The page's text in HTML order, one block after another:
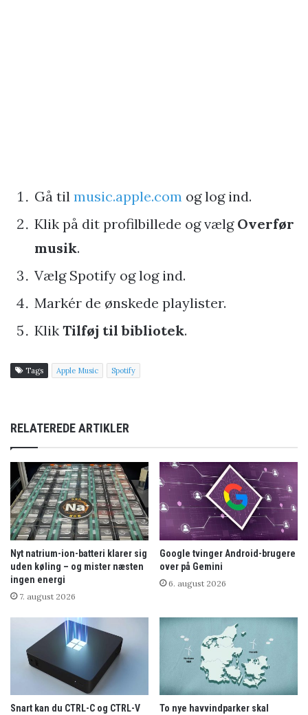
Gå til music.apple.com og log ind.
Klik på dit profilbillede og vælg Overfør
musik.
Vælg Spotify og log ind.
Markér de ønskede playlister.
Klik Tilføj til bibliotek.
Tags Apple Music Spotify
RELATEREDE ARTIKLER
Nyt natrium-ion-batteri klarer sig
uden køling – og mister næsten
ingen energi
7. august 2026
Google tvinger Android-brugere
over på Gemini
6. august 2026
Snart kan du CTRL-C og CTRL-V
To nye havvindparker skal